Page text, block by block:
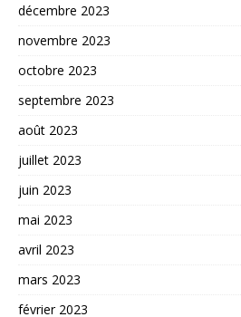
décembre 2023
novembre 2023
octobre 2023
septembre 2023
août 2023
juillet 2023
juin 2023
mai 2023
avril 2023
mars 2023
février 2023